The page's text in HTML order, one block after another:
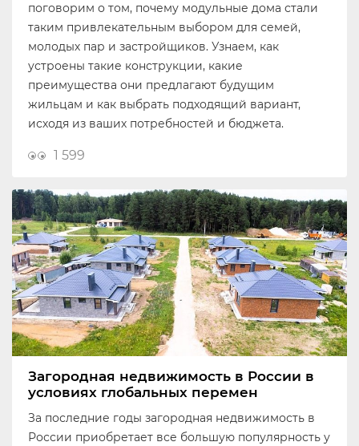
поговорим о том, почему модульные дома стали
таким привлекательным выбором для семей,
молодых пар и застройщиков. Узнаем, как
устроены такие конструкции, какие
преимущества они предлагают будущим
жильцам и как выбрать подходящий вариант,
исходя из ваших потребностей и бюджета.
1 599
Загородная недвижимость в России в
условиях глобальных перемен
За последние годы загородная недвижимость в
России приобретает все большую популярность у